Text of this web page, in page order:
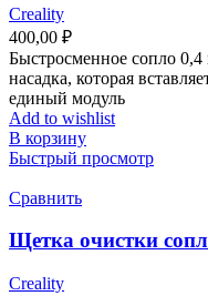
Creality
400,00 ₽
Быстросменное сопло
насадка, которая
единый модуль
Add to wishlist
В корзину
Быстрый просмотр
Сравнить
Щетка очистки
Creality